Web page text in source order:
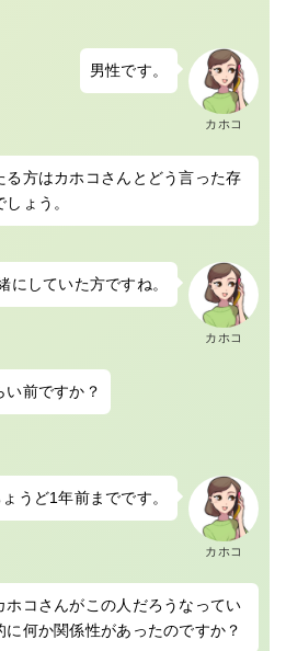
カホコ
男性です。
る方はカホコさんとどう言った存
ょう。
カホコ
にしていた方ですね。
い前ですか？
カホコ
うど1年前までです。
ホコさんがこの人だろうなってい
に何か関係性があったのですか？